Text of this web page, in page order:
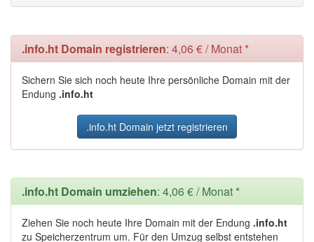
.info.ht Domain registrieren: 4,06 € / Monat *
Sichern Sie sich noch heute Ihre persönliche Domain mit der
Endung .info.ht
.info.ht Domain jetzt registrieren
.info.ht Domain umziehen: 4,06 € / Monat *
Ziehen Sie noch heute Ihre Domain mit der Endung .info.ht
zu Speicherzentrum um. Für den Umzug selbst entstehen